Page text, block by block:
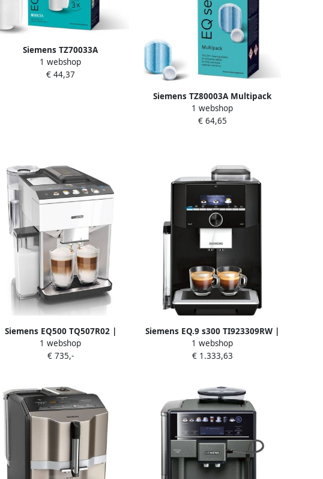
Siemens TZ70033A
waterfilterpatronen 3 patronen
voor volautomatische
1 webshop
€ 44,37
Siemens TZ80003A Multipack
ontkalkings- en
reinigingstabletten voor
1 webshop
€ 64,65
Siemens EQ500 TQ507R02 |
Espressomachines |
Keuken&Koken Koffie&Ontbijt |
1 webshop
€ 735,-
Siemens EQ.9 s300 TI923309RW |
Espressomachines |
Keuken&Koken Koffie&Ontbijt |
1 webshop
€ 1.333,63